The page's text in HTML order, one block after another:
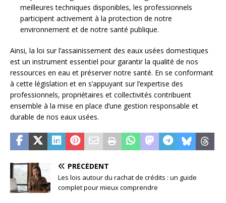
meilleures techniques disponibles, les professionnels
participent activement à la protection de notre
environnement et de notre santé publique.
Ainsi, la loi sur l’assainissement des eaux usées domestiques
est un instrument essentiel pour garantir la qualité de nos
ressources en eau et préserver notre santé. En se conformant
à cette législation et en s’appuyant sur l’expertise des
professionnels, propriétaires et collectivités contribuent
ensemble à la mise en place d’une gestion responsable et
durable de nos eaux usées.
PRÉCÉDENT
Les lois autour du rachat de crédits : un guide
complet pour mieux comprendre